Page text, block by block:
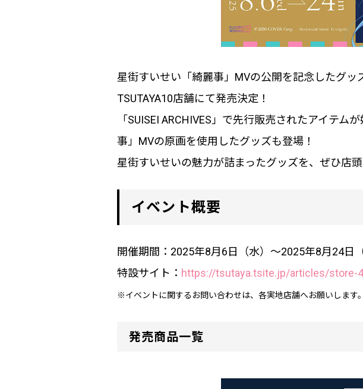
星街すいせい「綺麗事」MVの公開を記念したグ
TSUTAYA10店舗にて発売決定！
「SUISEI ARCHIVES」で先行販売されたアイテ
事」MVの原画を使用したグッズも登場！
星街すいせいの魅力が詰まったグッズを、ぜひ店頭
イベント概要
開催期間：2025年8月6日（水）～2025年8月24日（
特設サイト： https://tsutaya.tsite.jp/articles/store-
※イベントに関するお問い合わせは、各実地店舗へお願いします。
発売商品一覧